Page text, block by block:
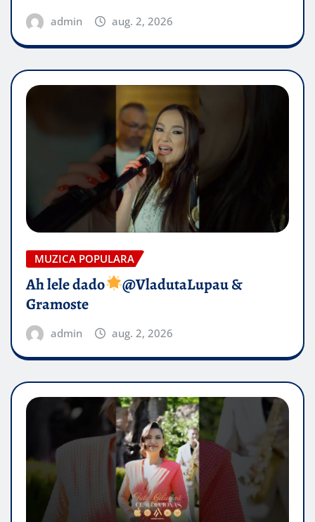
admin aug. 2, 2026
MUZICA POPULARA
Ah lele dado​
@VladutaLupau &
Gramoste
admin aug. 2, 2026